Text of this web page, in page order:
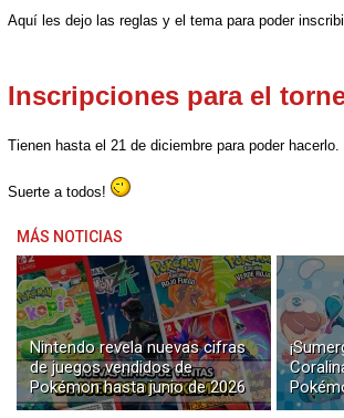
Aquí les dejo las reglas y el tema para poder
Inscripciones para el
Tienen hasta el 21 de diciembre para poder hacerlo.
Suerte a todos!
MÁS NOTICIAS
Nintendo revela nuevas cifras
de juegos vendidos de
Pokémon hasta junio de 2026